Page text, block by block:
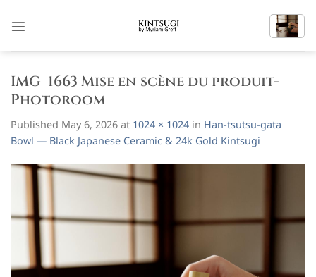
IMG_1663 Mise en scène du produit-
Photoroom
Published May 6, 2026 at 1024 × 1024 in Han-tsutsu-gata
Bowl — Black Japanese Ceramic & 24k Gold Kintsugi